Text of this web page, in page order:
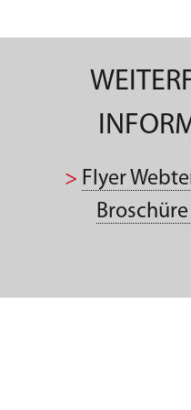
> Flyer